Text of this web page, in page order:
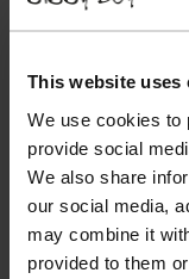
This website uses
We use cookies to
provide social
We also share
our social media,
may combine it
provided to them
Gratis verzending
Achteraf betalen
OMSCHRIJVING